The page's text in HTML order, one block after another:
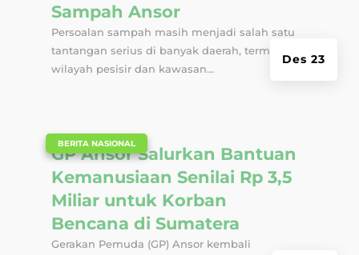
Sampah Ansor
Des 23
Persoalan sampah masih menjadi salah satu
tantangan serius di banyak daerah, termasuk
wilayah pesisir dan kawasan...
GP Ansor Salurkan Bantuan
Kemanusiaan Senilai Rp 3,5
Miliar untuk Korban
Bencana di Sumatera
BERITA NASIONAL
Gerakan Pemuda (GP) Ansor kembali